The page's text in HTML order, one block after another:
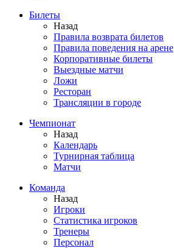
Билеты
Назад
Правила возврата билетов
Правила поведения на арене
Корпоративные билеты
Выездные матчи
Ложи
Ресторан
Трансляции в городе
Чемпионат
Назад
Календарь
Турнирная таблица
Матчи
Команда
Назад
Игроки
Статистика игроков
Тренеры
Персонал